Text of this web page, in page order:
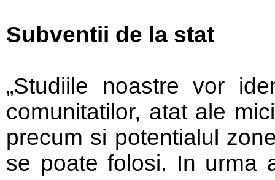
Subventii de la stat
„Studiile noastre vor
comunitatilor, atat ale
precum si potentialul
se poate folosi. In urma